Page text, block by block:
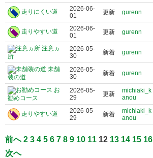
走りにくい道
2026-06-
01
更新 gurenn
走りやすい道
2026-06-
01
更新 gurenn
注意ヵ
所
2026-05-
30
新着 gurenn
未舗
装の道
2026-05-
30
新着 gurenn
お
勧めコース
2026-05-
29
更新
michiaki_k
anou
走りやすい道
2026-05-
29
新着
michiaki_k
anou
前へ 2 3 4 5 6 7 8 9 10 11 12 13 14 15 16
次へ